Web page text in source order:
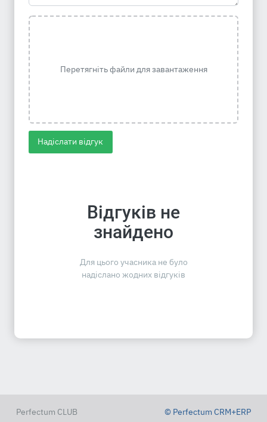
Перетягніть файли для завантаження
Надіслати відгук
Відгуків не
знайдено
Для цього учасника не було
надіслано жодних відгуків
Perfectum CLUB © Perfectum CRM+ERP